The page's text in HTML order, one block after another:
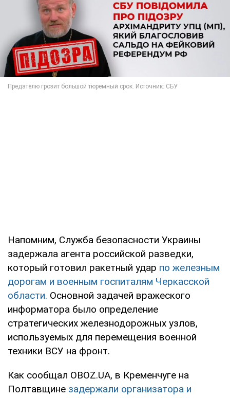
Напомним, Служба безопасности Украины
задержала агента российской разведки,
который готовил ракетный удар по железным
дорогам и военным госпиталям Черкасской
области. Основной задачей вражеского
информатора было определение
стратегических железнодорожных узлов,
используемых для перемещения военной
техники ВСУ на фронт.
Как сообщал OBOZ.UA, в Кременчуге на
Полтавщине задержали организатора и